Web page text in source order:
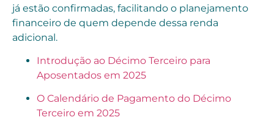
já estão confirmadas, facilitando o planejamento
financeiro de quem depende dessa renda
adicional.
Introdução ao Décimo Terceiro para
Aposentados em 2025
O Calendário de Pagamento do Décimo
Terceiro em 2025